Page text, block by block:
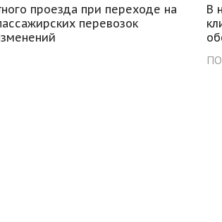
проезда при переходе на
перевозок
В